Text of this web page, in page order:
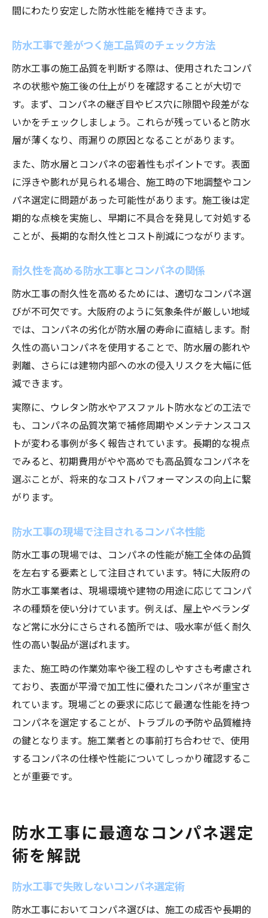
間にわたり安定した防水性能を維持できます。
防水工事で差がつく施工品質のチェック方法
防水工事の施工品質を判断する際は、使用されたコンパ
ネの状態や施工後の仕上がりを確認することが大切で
す。まず、コンパネの継ぎ目やビス穴に隙間や段差がな
いかをチェックしましょう。これらが残っていると防水
層が薄くなり、雨漏りの原因となることがあります。
また、防水層とコンパネの密着性もポイントです。表面
に浮きや膨れが見られる場合、施工時の下地調整やコン
パネ選定に問題があった可能性があります。施工後は定
期的な点検を実施し、早期に不具合を発見して対処する
ことが、長期的な耐久性とコスト削減につながります。
耐久性を高める防水工事とコンパネの関係
防水工事の耐久性を高めるためには、適切なコンパネ選
びが不可欠です。大阪府のように気象条件が厳しい地域
では、コンパネの劣化が防水層の寿命に直結します。耐
久性の高いコンパネを使用することで、防水層の膨れや
剥離、さらには建物内部への水の侵入リスクを大幅に低
減できます。
実際に、ウレタン防水やアスファルト防水などの工法で
も、コンパネの品質次第で補修周期やメンテナンスコス
トが変わる事例が多く報告されています。長期的な視点
でみると、初期費用がやや高めでも高品質なコンパネを
選ぶことが、将来的なコストパフォーマンスの向上に繋
がります。
防水工事の現場で注目されるコンパネ性能
防水工事の現場では、コンパネの性能が施工全体の品質
を左右する要素として注目されています。特に大阪府の
防水工事業者は、現場環境や建物の用途に応じてコンパ
ネの種類を使い分けています。例えば、屋上やベランダ
など常に水分にさらされる箇所では、吸水率が低く耐久
性の高い製品が選ばれます。
また、施工時の作業効率や後工程のしやすさも考慮され
ており、表面が平滑で加工性に優れたコンパネが重宝さ
れています。現場ごとの要求に応じて最適な性能を持つ
コンパネを選定することが、トラブルの予防や品質維持
の鍵となります。施工業者との事前打ち合わせで、使用
するコンパネの仕様や性能についてしっかり確認するこ
とが重要です。
防水工事に最適なコンパネ選定
術を解説
防水工事で失敗しないコンパネ選定術
防水工事においてコンパネ選びは、施工の成否や長期的